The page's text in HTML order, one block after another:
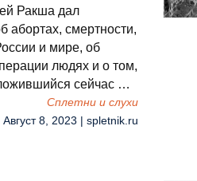
Ракша дал
абортах, смертности,
и мире, об
людях и о том,
сейчас …
Сплетни и слухи
8, 2023 | spletnik.ru